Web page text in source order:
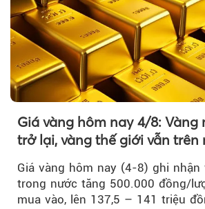
Giá vàng hôm nay 4/8: Vàng
trở lại, vàng thế giới vẫn trên
Giá vàng hôm nay (4-8) ghi nhận
trong nước tăng 500.000 đồng/
mua vào, lên 137,5 – 141 triệu